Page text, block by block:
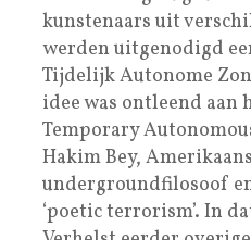
kunstenaars uit
werden uitgenodigd
Tijdelijk Autonome
idee was ontleend aan
Temporary
Hakim Bey,
undergroundfilosoof
‘poetic terrorism’. In